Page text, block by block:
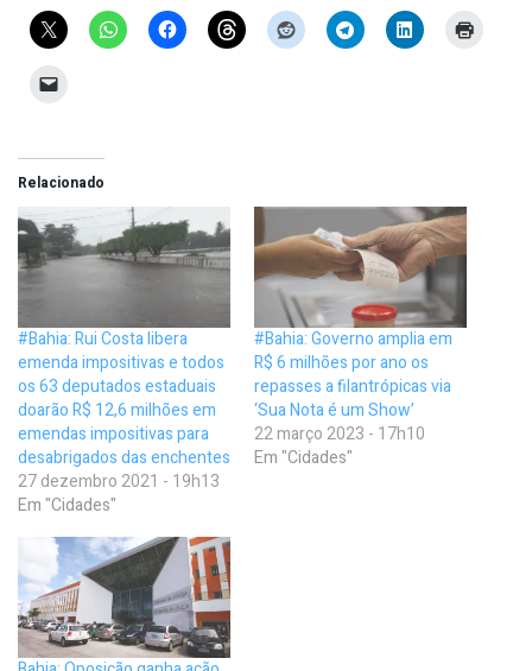
Relacionado
#Bahia: Rui Costa libera
emenda impositivas e todos
os 63 deputados estaduais
doarão R$ 12,6 milhões em
emendas impositivas para
desabrigados das enchentes
27 dezembro 2021 - 19h13
Em "Cidades"
#Bahia: Governo amplia em
R$ 6 milhões por ano os
repasses a filantrópicas via
‘Sua Nota é um Show’
22 março 2023 - 17h10
Em "Cidades"